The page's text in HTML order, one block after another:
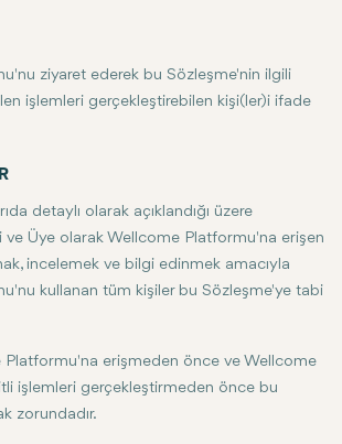
ziyaret ederek bu Sözleşme'nin ilgili
işlemleri gerçekleştirebilen kişi(ler)i ifade
detaylı olarak açıklandığı üzere
ve Üye olarak Wellcome Platformu'na erişen
incelemek ve bilgi edinmek amacıyla
kullanan tüm kişiler bu Sözleşme'ye tabi
Platformu'na erişmeden önce ve Wellcome
işlemleri gerçekleştirmeden önce bu
zorundadır.